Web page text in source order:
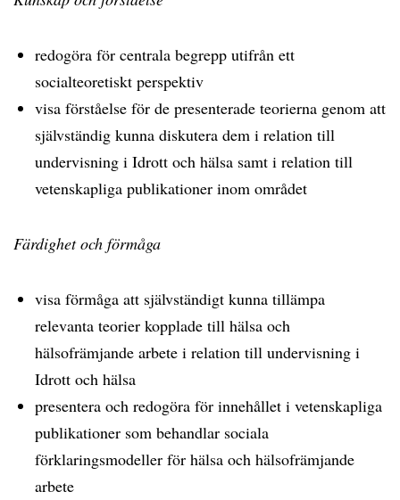
redogöra för centrala begrepp utifrån ett
socialteoretiskt perspektiv
visa förståelse för de presenterade teorierna genom att
självständig kunna diskutera dem i relation till
undervisning i Idrott och hälsa samt i relation till
vetenskapliga publikationer inom området
Färdighet och förmåga
visa förmåga att självständigt kunna tillämpa
relevanta teorier kopplade till hälsa och
hälsofrämjande arbete i relation till undervisning i
Idrott och hälsa
presentera och redogöra för innehållet i vetenskapliga
publikationer som behandlar sociala
förklaringsmodeller för hälsa och hälsofrämjande
arbete